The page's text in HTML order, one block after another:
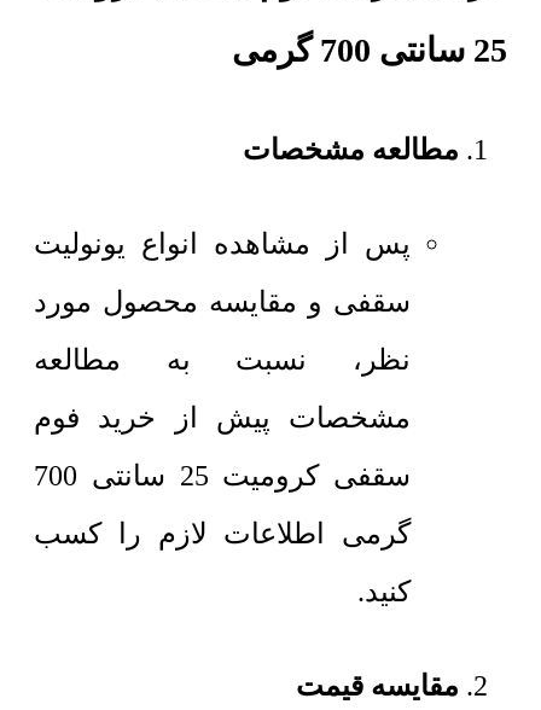
25 سانتی 700 گرمی
مطالعه مشخصات
پس از مشاهده انواع یونولیت
سقفی و مقایسه محصول مورد
نظر، نسبت به مطالعه
مشخصات پیش از خرید فوم
سقفی کرومیت 25 سانتی 700
گرمی اطلاعات لازم را کسب
کنید.
مقایسه قیمت